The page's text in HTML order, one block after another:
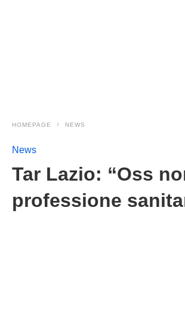
HOMEPAGE NEWS
News
Tar Lazio: “Oss
professione